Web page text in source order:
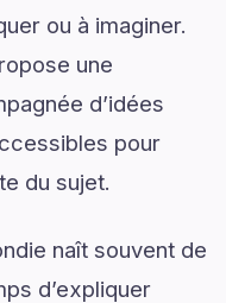
ou à imaginer.
une
d’idées
pour
du sujet.
naît souvent de
d’expliquer